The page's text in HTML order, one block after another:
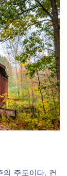
주도이다. 컨